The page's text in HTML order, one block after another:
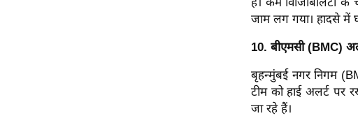
जाम लग गया। हादसे में
10. बीएमसी (BMC)
बृहन्मुंबई नगर निगम
टीम को हाई अलर्ट पर
जा रहे हैं।